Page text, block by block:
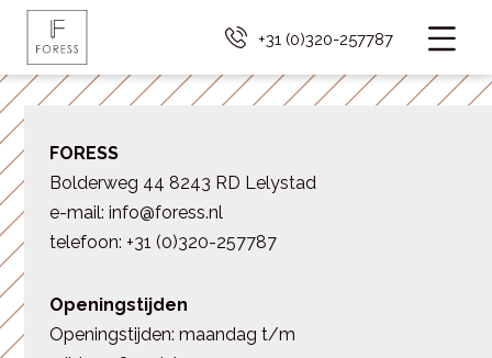
FORESS
Bolderweg 44 8243 RD Lelystad
e-mail: info@foress.nl
telefoon: +31 (0)320-257787
Openingstijden
Openingstijden: maandag t/m
+31 (0)320-257787